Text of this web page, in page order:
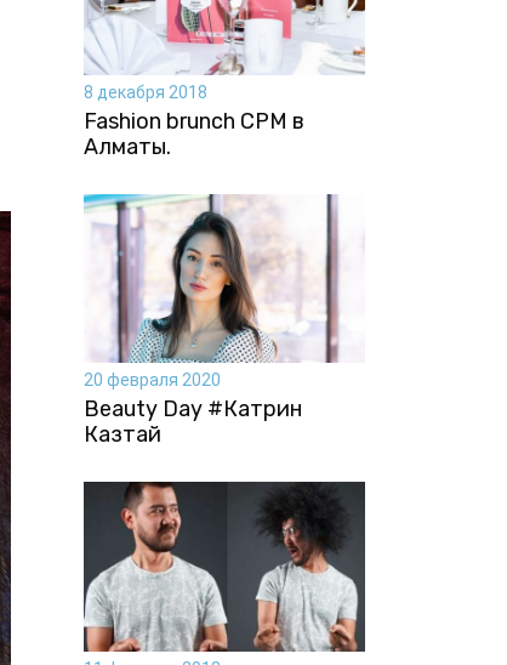
8 декабря 2018
Fashion brunch CPM в
Алматы.
20 февраля 2020
Beauty Day #Катрин
Казтай